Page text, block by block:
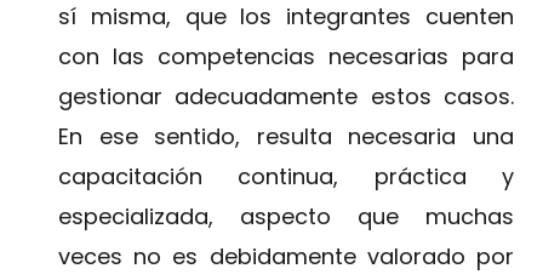
sí misma, que los integrantes cuenten
con las competencias necesarias para
gestionar adecuadamente estos casos.
En ese sentido, resulta necesaria una
capacitación continua, práctica y
especializada, aspecto que muchas
veces no es debidamente valorado por